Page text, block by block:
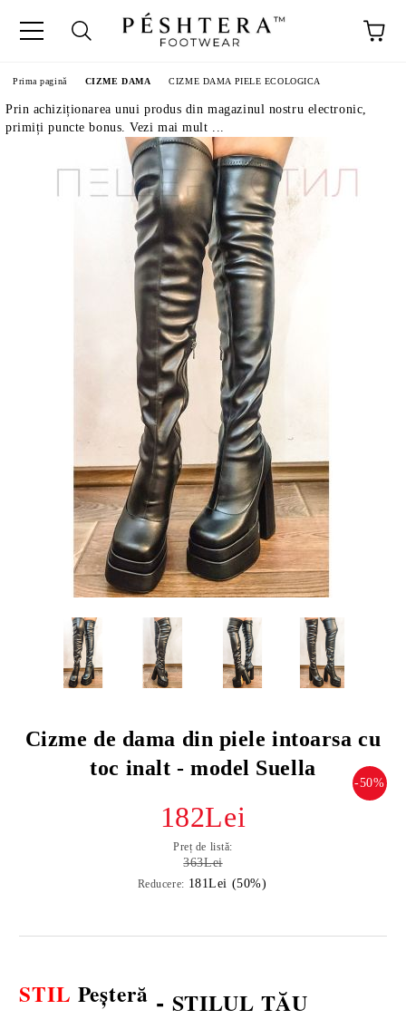
Prima pagină CIZME DAMA CIZME DAMA PIELE ECOLOGICA
Prin achiziționarea unui produs din magazinul nostru electronic,
primiți puncte bonus. Vezi mai mult ...
Cizme de dama din piele intoarsa cu
toc inalt - model Suella
-50%
182Lei
Preț de listă:
363Lei
Reducere: 181Lei (50%)
STIL Peșteră - STILUL TĂU